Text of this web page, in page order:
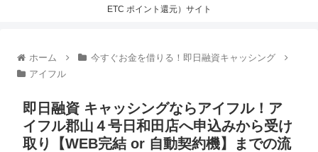
ETC ポイント還元）サイト
ホーム
今すぐお金を借りる！即日融資キャッシング
アイフル
即日融資 キャッシングならアイフル！ア
イフル郡山４号日和田店へ申込みから受け
取り【WEB完結 or 自動契約機】までの流